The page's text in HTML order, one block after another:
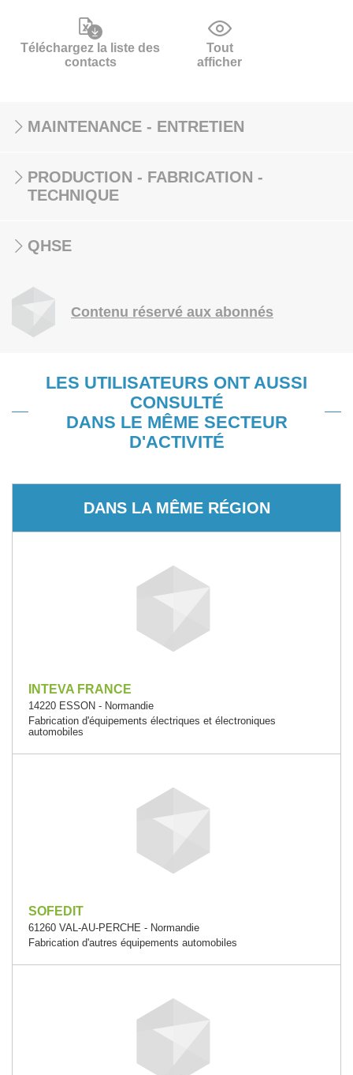
Téléchargez la liste des
contacts
Tout
afficher
MAINTENANCE - ENTRETIEN
PRODUCTION - FABRICATION -
TECHNIQUE
QHSE
Contenu réservé aux abonnés
LES UTILISATEURS ONT AUSSI
CONSULTÉ
DANS LE MÊME SECTEUR
D'ACTIVITÉ
DANS LA MÊME RÉGION
INTEVA FRANCE
14220 ESSON - Normandie
Fabrication d'équipements électriques et électroniques
automobiles
SOFEDIT
61260 VAL-AU-PERCHE - Normandie
Fabrication d'autres équipements automobiles